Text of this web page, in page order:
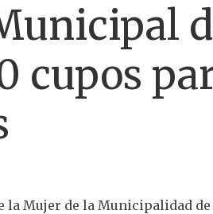
cupos
la Mujer de la Municipalidad